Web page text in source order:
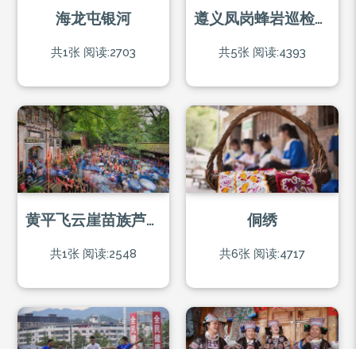
海龙屯银河
共1张 阅读:2703
遵义凤岗蜂岩巡检司土家脚盆龙（非遗）
共5张 阅读:4393
黄平飞云崖苗族芦笙节
共1张 阅读:2548
侗绣
共6张 阅读:4717